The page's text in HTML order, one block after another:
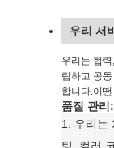
우리 서
우리는 협
립하고 공
합니다.어
품질 관리:
1. 우리는